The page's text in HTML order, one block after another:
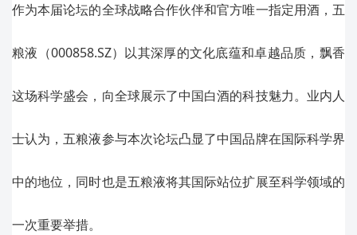
作为本届论坛的全球战略合作伙伴和官方唯一指定用酒，五
粮液（000858.SZ）以其深厚的文化底蕴和卓越品质，飘香
这场科学盛会，向全球展示了中国白酒的科技魅力。业内人
士认为，五粮液参与本次论坛凸显了中国品牌在国际科学界
中的地位，同时也是五粮液将其国际站位扩展至科学领域的
一次重要举措。